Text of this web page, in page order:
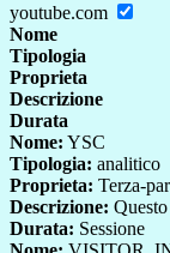
youtube.com
Nome
Tipologia
Proprieta
Descrizione
Durata
Nome: YSC
Tipologia: analitico
Proprieta: Terza-
Descrizione:
Durata: Sessione